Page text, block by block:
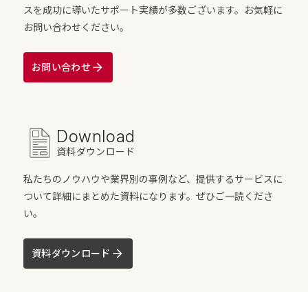
スを成功に導いたサポート実績が多数ございます。お気軽に
お問い合わせください。
お問い合わせ
Download
資料ダウンロード
私たちのノウハウや業界別の事例など、提供するサービスに
ついて詳細にまとめた資料になります。ぜひご一読くださ
い。
資料ダウンロード